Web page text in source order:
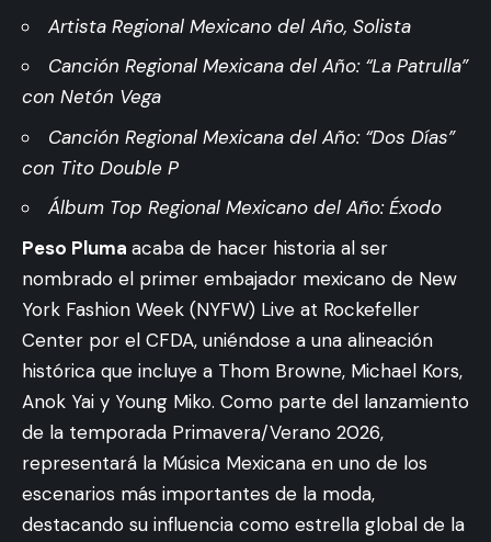
Artista Regional Mexicano del Año, Solista
Canción Regional Mexicana del Año: “La Patrulla”
con Netón Vega
Canción Regional Mexicana del Año: “Dos Días”
con Tito Double P
Álbum Top Regional Mexicano del Año: Éxodo
Peso Pluma acaba de hacer historia al ser
nombrado el primer embajador mexicano de New
York Fashion Week (NYFW) Live at Rockefeller
Center por el CFDA, uniéndose a una alineación
histórica que incluye a Thom Browne, Michael Kors,
Anok Yai y Young Miko. Como parte del lanzamiento
de la temporada Primavera/Verano 2026,
representará la Música Mexicana en uno de los
escenarios más importantes de la moda,
destacando su influencia como estrella global de la